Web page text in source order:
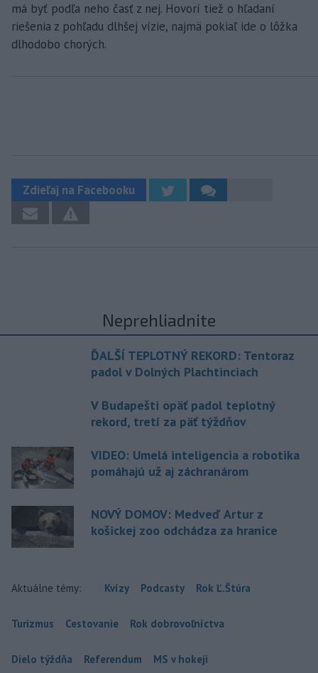
má byť podľa neho časť z nej. Hovorí tiež o hľadaní
riešenia z pohľadu dlhšej vízie, najmä pokiaľ ide o lôžka
dlhodobo chorých.
Zdieľaj na Facebooku
Neprehliadnite
ĎALŠÍ TEPLOTNÝ REKORD: Tentoraz
padol v Dolných Plachtinciach
V Budapešti opäť padol teplotný
rekord, tretí za päť týždňov
VIDEO: Umelá inteligencia a robotika
pomáhajú už aj záchranárom
NOVÝ DOMOV: Medveď Artur z
košickej zoo odchádza za hranice
Aktuálne témy: Kvízy Podcasty Rok Ľ.Štúra
Turizmus Cestovanie Rok dobrovoľníctva
Dielo týždňa Referendum MS v hokeji